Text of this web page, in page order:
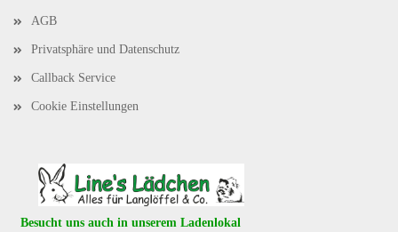
AGB
Privatsphäre und Datenschutz
Callback Service
Cookie Einstellungen
Besucht uns auch in unserem Ladenlokal